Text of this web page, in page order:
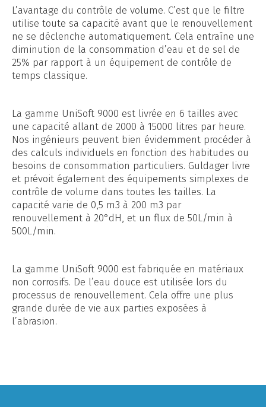
L’avantage du contrôle de volume. C’est que le filtre
utilise toute sa capacité avant que le renouvellement
ne se déclenche automatiquement. Cela entraîne une
diminution de la consommation d’eau et de sel de
25% par rapport à un équipement de contrôle de
temps classique.
La gamme UniSoft 9000 est livrée en 6 tailles avec
une capacité allant de 2000 à 15000 litres par heure.
Nos ingénieurs peuvent bien évidemment procéder à
des calculs individuels en fonction des habitudes ou
besoins de consommation particuliers. Guldager livre
et prévoit également des équipements simplexes de
contrôle de volume dans toutes les tailles. La
capacité varie de 0,5 m3 à 200 m3 par
renouvellement à 20°dH, et un flux de 50L/min à
500L/min.
La gamme UniSoft 9000 est fabriquée en matériaux
non corrosifs. De l’eau douce est utilisée lors du
processus de renouvellement. Cela offre une plus
grande durée de vie aux parties exposées à
l’abrasion.